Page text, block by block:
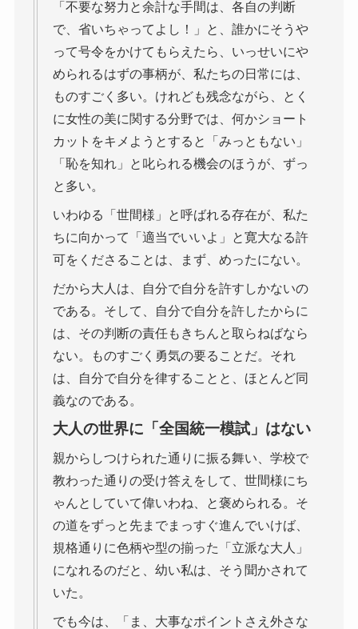
「不要な努力と余計な手間は、各自の判断
で、省いちゃってよし！」と、誰かにそうや
って号令をかけてもらえたら、いっせいにや
められるはずの事柄が、私たちの日常には、
ものすごく多い。けれども残念ながら、とく
に女性の美に関する分野では、何かショート
カットをキメようとすると「みっともない」
「恥を知れ」と叱られる機会のほうが、ずっ
と多い。
いわゆる「世間様」と呼ばれる存在が、私た
ちに向かって「適当でいいよ」と寛大なる許
可をくださることは、まず、めったにない。
だから大人は、自分で自分を許すしかないの
である。そして、自分で自分を許したからに
は、その判断の責任もきちんと取らねばなら
ない。ものすごく勇気の要ることだ。それ
は、自分で自分を律することと、ほとんど同
義なのである。
大人の世界に「全国統一模試」はない
親からしつけられた通りに振る舞い、学校で
教わった通りの受け答えをして、世間様にち
ゃんとしていて偉いわね、と褒められる。そ
の道をずっと先までまっすぐ進んでいけば、
規格通りに色柄や型の揃った「立派な大人」
になれるのだと、幼い私は、そう聞かされて
いた。
でも今は、「ま、大事なポイントさえ外さな